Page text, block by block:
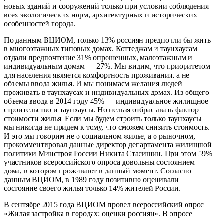
новых зданий и сооружений только при условии соблюдения
всех экологических норм, архитектурных и исторических
особенностей города.
По данным ВЦИОМ, только 13% россиян предпочли бы жить
в многоэтажных типовых домах. Коттеджам и таунхаусам
отдали предпочтение 31% опрошенных, малоэтажным и
индивидуальным домам — 27%. Мы видим, что приоритетом
для населения является комфортность проживания, а не
объемы ввода жилья. И мы понимаем желания людей
проживать в таунхаусах и индивидуальных домах. Из общего
объема ввода в 2014 году 45% — индивидуальное жилищное
строительство и таунхаусы. Но нельзя отбрасывать фактор
стоимости жилья. Если мы будем строить только таунхаусы
мы никогда не придем к тому, что сможем снизить стоимость.
И это мы говорим не о социальном жилье, а о рыночном, —
прокомментировал данные директор департамента жилищной
политики Минстроя России Никита Стасишин. При этом 59%
участников всероссийского опроса довольны состоянием
дома, в котором проживают в данный момент. Согласно
данным ВЦИОМ, в 1989 году позитивно оценивали
состояние своего жилья только 14% жителей России.
В сентябре 2015 года ВЦИОМ провел всероссийский опрос
«Жилая застройка в городах: оценки россиян». В опросе